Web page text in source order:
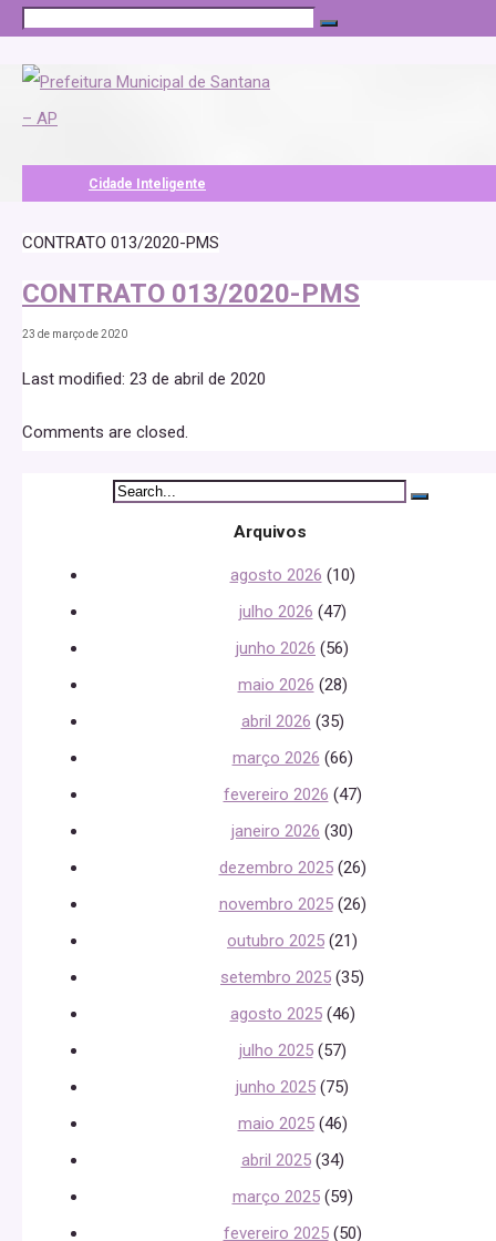
Cidade Inteligente
CONTRATO 013/2020-PMS
CONTRATO 013/2020-PMS
23 de março de 2020
Last modified: 23 de abril de 2020
Comments are closed.
Arquivos
agosto 2026 (10)
julho 2026 (47)
junho 2026 (56)
maio 2026 (28)
abril 2026 (35)
março 2026 (66)
fevereiro 2026 (47)
janeiro 2026 (30)
dezembro 2025(26)
novembro 2025(26)
outubro 2025 (21)
setembro 2025 (35)
agosto 2025(46)
julho 2025(57)
junho 2025 (75)
maio 2025(46)
abril 2025(34)
março 2025(59)
fevereiro 2025(50)